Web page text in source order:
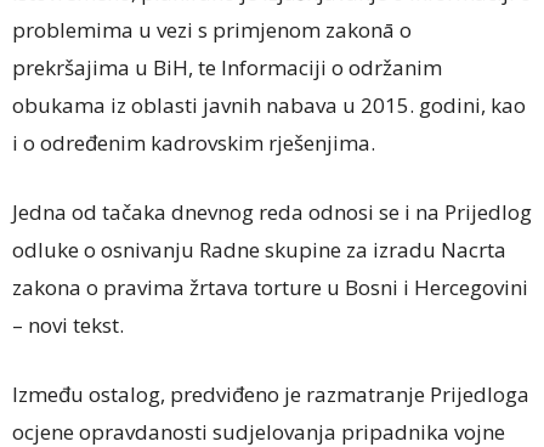
problemima u vezi s primjenom zakonā o
prekršajima u BiH, te Informaciji o održanim
obukama iz oblasti javnih nabava u 2015. godini, kao
i o određenim kadrovskim rješenjima.
Jedna od tačaka dnevnog reda odnosi se i na Prijedlog
odluke o osnivanju Radne skupine za izradu Nacrta
zakona o pravima žrtava torture u Bosni i Hercegovini
– novi tekst.
Između ostalog, predviđeno je razmatranje Prijedloga
ocjene opravdanosti sudjelovanja pripadnika vojne